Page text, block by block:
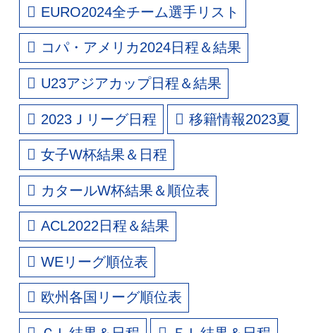
EURO2024全チーム選手リスト
コパ・アメリカ2024日程＆結果
U23アジアカップ日程＆結果
2023Ｊリーグ日程 移籍情報2023夏
女子W杯結果＆日程
カタールW杯結果＆順位表
ACL2022日程＆結果
WEリーグ順位表
欧州各国リーグ順位表